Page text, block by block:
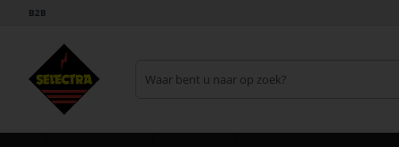
B2B